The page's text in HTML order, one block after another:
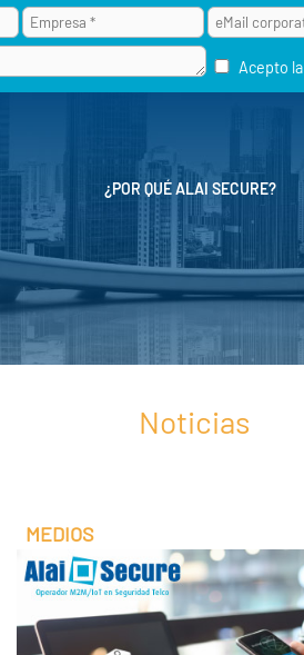
Acepto la
¿POR QUÉ ALAI SECURE?
Noticias